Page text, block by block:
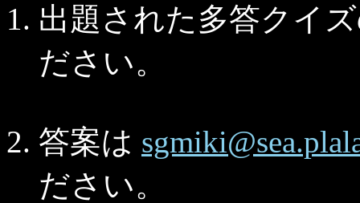
出題された多答クイ
ださい。
答案は
ださい。